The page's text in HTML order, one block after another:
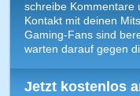
schreibe Kommentare
Kontakt mit deinen
Gaming-Fans sind
warten darauf gegen
Jetzt kostenlos